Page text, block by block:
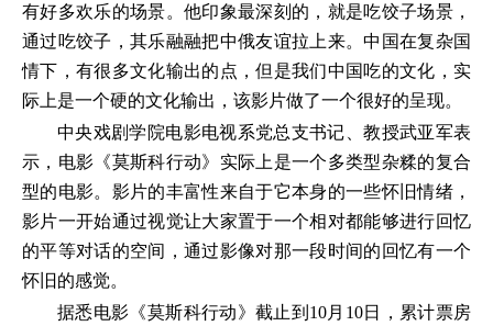
有好多欢乐的场景。他印象最深刻的，就是吃饺子场景，
通过吃饺子，其乐融融把中俄友谊拉上来。中国在复杂国
情下，有很多文化输出的点，但是我们中国吃的文化，实
际上是一个硬的文化输出，该影片做了一个很好的呈现。
中央戏剧学院电影电视系党总支书记、教授武亚军表
示，电影《莫斯科行动》实际上是一个多类型杂糅的复合
型的电影。影片的丰富性来自于它本身的一些怀旧情绪，
影片一开始通过视觉让大家置于一个相对都能够进行回忆
的平等对话的空间，通过影像对那一段时间的回忆有一个
怀旧的感觉。
据悉电影《莫斯科行动》截止到10月10日，累计票房